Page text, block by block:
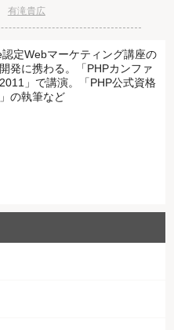
有滝貴広
定Webマーケティング講座の
発に携わる。「PHPカンファ
」で講演。「PHP公式資格
の執筆など